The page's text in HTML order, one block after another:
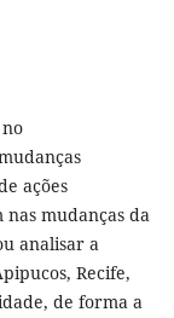
ações
mudanças da
analisar a
Recife,
de forma a